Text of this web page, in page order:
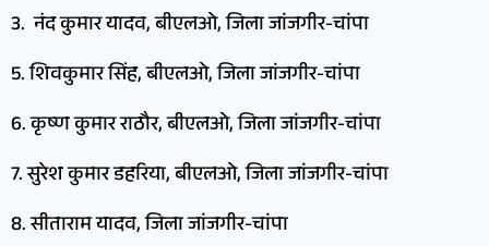
3. नंद कुमार यादव, बीएलओ, जिला जांजगीर-चांपा
5. शिवकुमार सिंह, बीएलओ, जिला जांजगीर-चांपा
6. कृष्ण कुमार राठौर, बीएलओ, जिला जांजगीर-चांपा
7. सुरेश कुमार डहरिया, बीएलओ, जिला जांजगीर-चांपा
8. सीताराम यादव, जिला जांजगीर-चांपा